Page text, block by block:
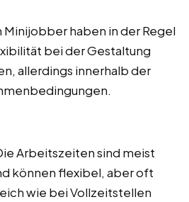
Minijobber haben in der Regel
bei der Gestaltung
allerdings innerhalb der
Arbeitszeiten sind meist
können flexibel, aber oft
wie bei Vollzeitstellen